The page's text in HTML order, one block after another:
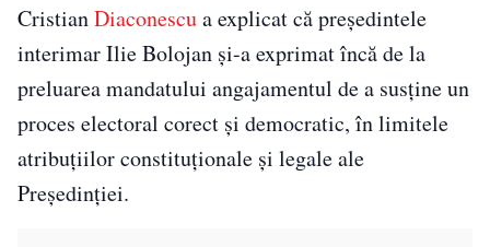
CristianDiaconescua explicat că președintele
interimar Ilie Bolojan și-a exprimat încă de la
preluarea mandatului angajamentul de a susține un
proces electoral corect și democratic, în limitele
atribuțiilor constituționale și legale ale
Președinției.